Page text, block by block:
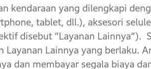
yang dilengkapi
tablet, dll.), aksesori
disebut “Layanan Lainnya”).
Lainnya yang berlaku.
dan membayar segala biaya